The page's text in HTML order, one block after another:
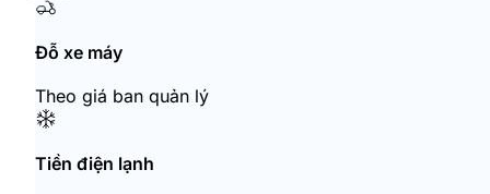
Đỗ xe máy
Theo giá ban quản lý
Tiền điện lạnh